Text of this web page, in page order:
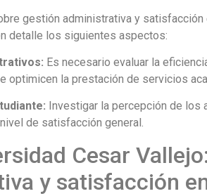
gestión administrativa y satisfacción
detalle los siguientes aspectos:
Es necesario evaluar la
optimicen la prestación de servicios
Investigar la percepción de
de satisfacción general.
Cesar
y satisfacción